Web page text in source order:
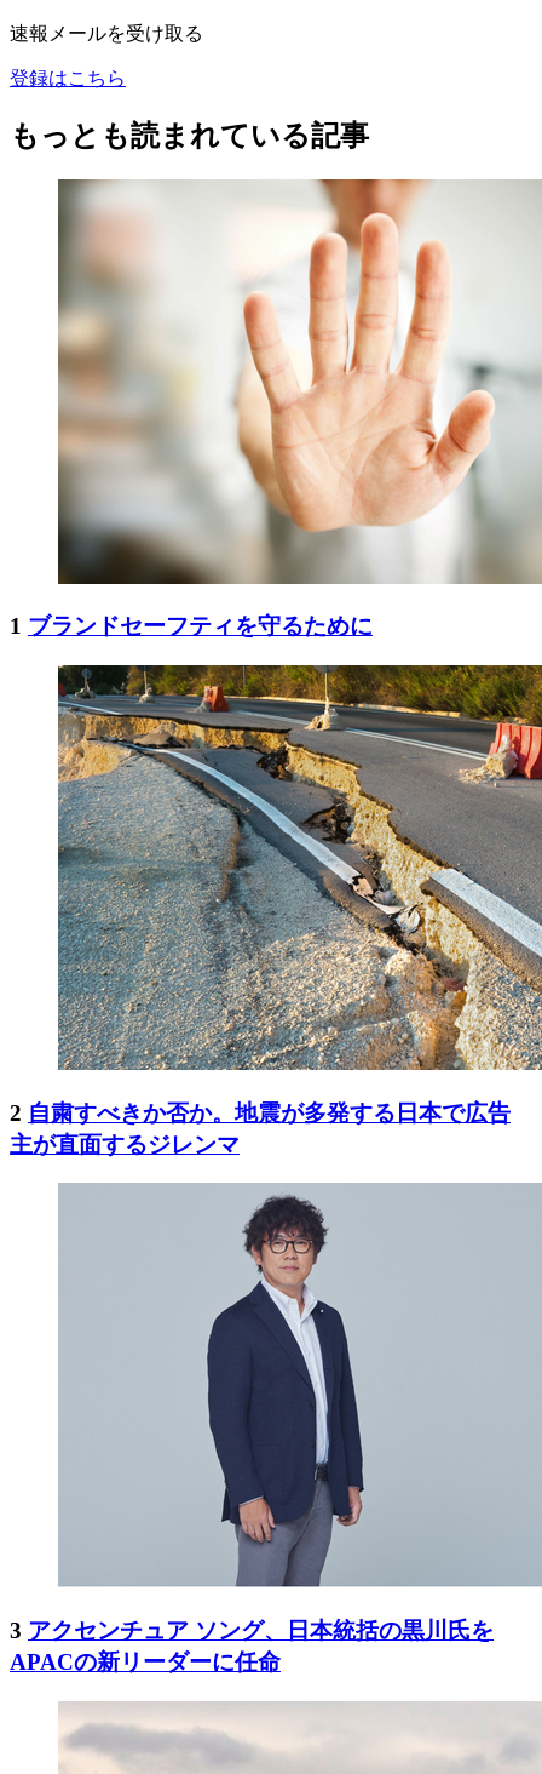
速報メールを受け取る
登録はこちら
もっとも読まれている記事
1 ブランドセーフティを守るために
2 自粛すべきか否か。地震が多発する日本で広告
主が直面するジレンマ
3 アクセンチュア ソング、日本統括の黒川氏を
APACの新リーダーに任命